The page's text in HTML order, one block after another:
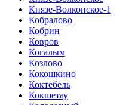
Князе-Волконское-1
Кобралово
Кобрин
Ковров
Когалым
Козлово
Кокошкино
Коктебель
Кокшетау